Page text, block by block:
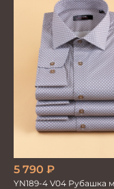
5 790 ₽
YN189-4 V04 Рубашка